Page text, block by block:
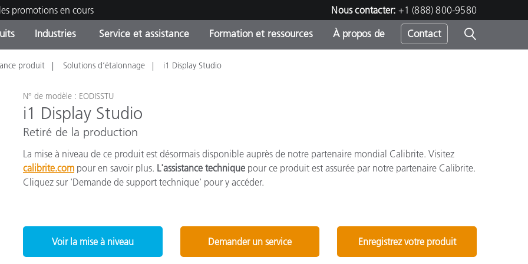
promotions en cours Nous contacter: +1 (888) 800-9580
de produits
Produits arrêtes - Trouvez
Industries
et Revêtements
OEM Display & Printer
Emballés
Industrie Pharmaceutique
Électronique Grand Public
Service et assistance
et maintenance Contactez notre équipe
Formation et ressources
Experience Center
Consultations et audits
Autres ressources
À propos de Contact
produit Solutions d’étalonnage i1 Display Studio
N° de modèle : EODISSTU
i1 Display Studio
Retiré de la production
La mise à niveau de ce produit est désormais disponible auprès de notre partenaire mondial Calibrite. Visitez
calibrite.com pour en savoir plus. L'assistance technique pour ce produit est assurée par notre partenaire Calibrite.
Cliquez sur 'Demande de support technique' pour y accéder.
Voir la mise à niveau Demander un service Enregistrez votre produit